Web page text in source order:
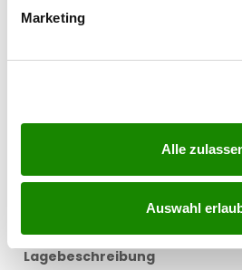
Erfahren Sie mehr darüber, wie
Marketing
Alle
Auswahl
Wir weisen darauf hin, dass
wirtschaftliches Naheverhältnis
Der Vermittler ist als Doppelmakler
Lagebeschreibung